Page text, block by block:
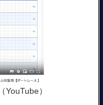
（YouTube）